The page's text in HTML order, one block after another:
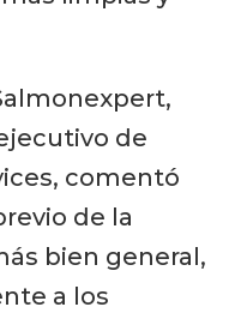
de
comentó
de la
bien general,
a los